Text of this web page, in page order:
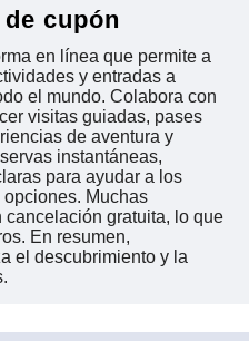
cupón
en línea que permite a
y entradas a
el mundo. Colabora con
visitas guiadas, pases
de aventura y
instantáneas,
para ayudar a los
Muchas
gratuita, lo que
En resumen,
el descubrimiento y la